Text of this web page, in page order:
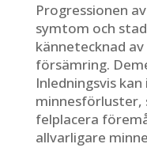
Progressionen
symtom och
kännetecknad
försämring.
Inledningsvis
felplacera
allvarligare